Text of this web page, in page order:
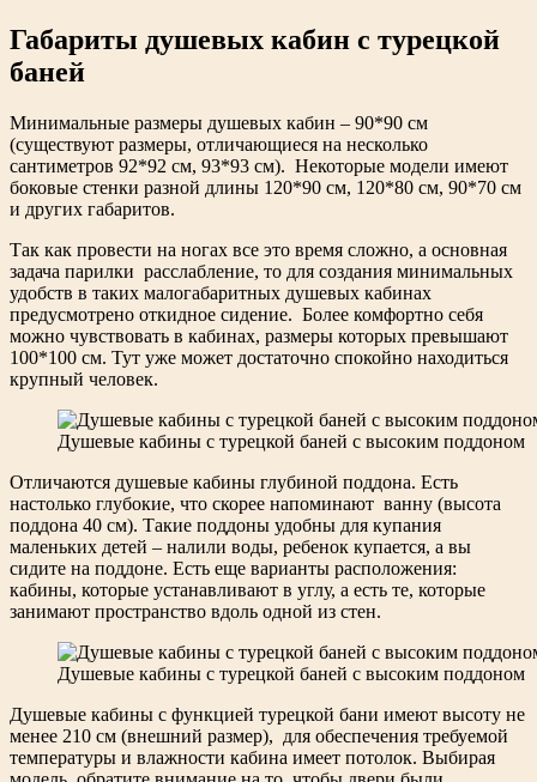
Габариты душевых кабин с турецкой
баней
Минимальные размеры душевых кабин – 90*90 см
(существуют размеры, отличающиеся на несколько
сантиметров 92*92 см, 93*93 см). Некоторые модели имеют
боковые стенки разной длины 120*90 см, 120*80 см, 90*70 см
и других габаритов.
Так как провести на ногах все это время сложно, а основная
задача парилки расслабление, то для создания минимальных
удобств в таких малогабаритных душевых кабинах
предусмотрено откидное сидение. Более комфортно себя
можно чувствовать в кабинах, размеры которых превышают
100*100 см. Тут уже может достаточно спокойно находиться
крупный человек.
Душевые кабины с турецкой баней с высоким поддоном
Отличаются душевые кабины глубиной поддона. Есть
настолько глубокие, что скорее напоминают ванну (высота
поддона 40 см). Такие поддоны удобны для купания
маленьких детей – налили воды, ребенок купается, а вы
сидите на поддоне. Есть еще варианты расположения:
кабины, которые устанавливают в углу, а есть те, которые
занимают пространство вдоль одной из стен.
Душевые кабины с турецкой баней с высоким поддоном
Душевые кабины с функцией турецкой бани имеют высоту не
менее 210 см (внешний размер), для обеспечения требуемой
температуры и влажности кабина имеет потолок. Выбирая